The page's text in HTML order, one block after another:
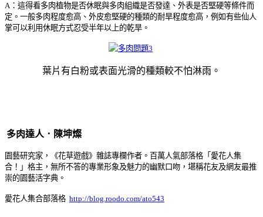
A：這得看多肉植物是否休眠與多肉組織是否發達、外表是否堅硬等條件而
定。一般多肉程度愈高、外皮愈堅硬的種類的耐旱程度愈高，例如有些仙人
掌可以利用休眠方式忍受半年以上的乾旱。
葉片有白粉或表面光滑的種類較不怕淋雨。
多肉達人．陳坤燦
園藝研究家，《花草遊戲》雜誌專欄作者。百萬人氣部落格「愛花人集
合！」格主，無所不答的專業形象及魅力的幽默口吻，堪稱花友及網友最推
崇的園藝活字典。
愛花人集合部落格 http://blog.roodo.com/ato543